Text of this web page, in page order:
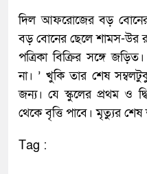
দিল আফরোজের বড় বোনের
বড় বোনের ছেলে শামস-উর
পত্রিকা বিক্রির সঙ্গে
না। ’ খুকি তার শেষ
জন্য। যে স্কুলের প্রথম ও
থেকে বৃত্তি পাবে। মৃত্যুর শেষ
Tag :